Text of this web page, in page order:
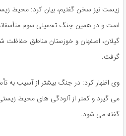
زیست نیز سخن گفتیم، بیان کرد: محیط
گیلان، اصفهان و خوزستان مناطق حفاظت
گرفت.
وی اظهار کرد: در جنگ بیشتر از آسیب به
می گیرد و کمتر از آلودگی های محیط
گفته می شود.